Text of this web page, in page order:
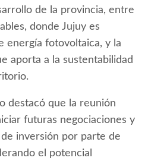
de la provincia, entre
donde Jujuy es
energía fotovoltaica, y la
aporta a la sustentabilidad
destacó que la reunión
futuras negociaciones y
inversión por parte de
el potencial